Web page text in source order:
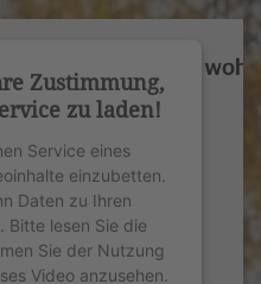
Zustimmung,
zu laden!
Service eines
einzubetten.
Daten zu Ihren
Bitte lesen Sie die
Sie der Nutzung
Video anzusehen.